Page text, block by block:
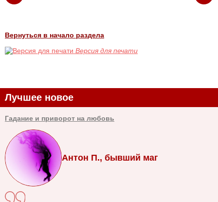
Вернуться в начало раздела
Версия для печати
Лучшее новое
Гадание и приворот на любовь
Антон П., бывший маг